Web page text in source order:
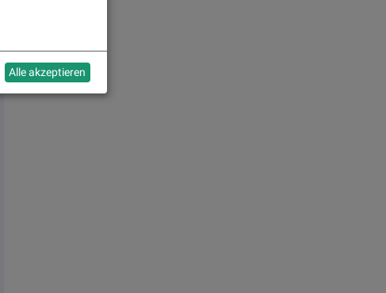
Alle akzeptieren